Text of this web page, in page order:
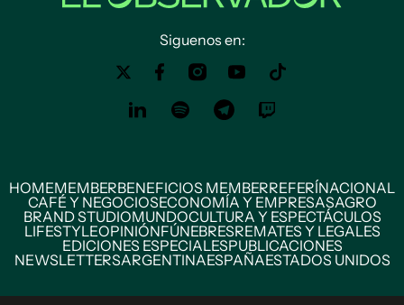
Siguenos en:
HOMEMEMBERBENEFICIOS MEMBERREFERÍNACIONAL
CAFÉ Y NEGOCIOSECONOMÍA Y EMPRESASAGRO
BRAND STUDIOMUNDOCULTURA Y ESPECTÁCULOS
LIFESTYLEOPINIÓNFÚNEBRESREMATES Y LEGALES
EDICIONES ESPECIALESPUBLICACIONES
NEWSLETTERSARGENTINAESPAÑAESTADOS UNIDOS